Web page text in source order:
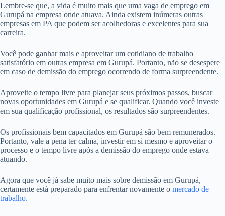
Lembre-se que, a vida é muito mais que uma vaga de emprego em
Gurupá na empresa onde atuava. Ainda existem inúmeras outras
empresas em PA que podem ser acolhedoras e excelentes para sua
carreira.
Você pode ganhar mais e aproveitar um cotidiano de trabalho
satisfatório em outras empresa em Gurupá. Portanto, não se desespere
em caso de demissão do emprego ocorrendo de forma surpreendente.
Aproveite o tempo livre para planejar seus próximos passos, buscar
novas oportunidades em Gurupá e se qualificar. Quando você investe
em sua qualificação profissional, os resultados são surpreendentes.
Os profissionais bem capacitados em Gurupá são bem remunerados.
Portanto, vale a pena ter calma, investir em si mesmo e aproveitar o
processo e o tempo livre após a demissão do emprego onde estava
atuando.
Agora que você já sabe muito mais sobre demissão em Gurupá,
certamente está preparado para enfrentar novamente o mercado de
trabalho.